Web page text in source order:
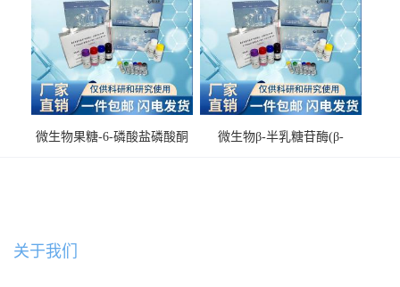
微生物果糖-6-磷酸盐磷酸酮
微生物β-半乳糖苷酶(β-
关于我们